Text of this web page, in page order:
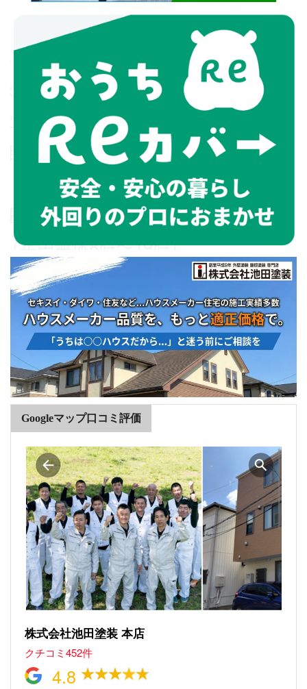
Googleマップ口コミ評価
株式会社池田塗装 本店
クチコミ452件
4.8